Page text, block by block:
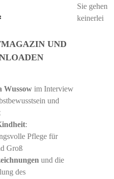
gewählt
werden
UND
Wussow im Interview
und
:
Pflege für
Groß
und die
des
Sie gehen
keinerlei